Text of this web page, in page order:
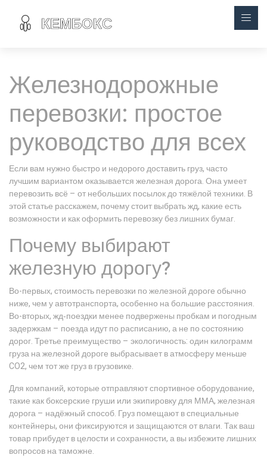
Железнодорожные
перевозки: простое
руководство для всех
Если вам нужно быстро и недорого доставить груз, часто
лучшим вариантом оказывается железная дорога. Она умеет
перевозить всё – от небольших посылок до тяжёлой техники. В
этой статье расскажем, почему стоит выбрать жд, какие есть
возможности и как оформить перевозку без лишних бумаг.
Почему выбирают
железную дорогу?
Во-первых, стоимость перевозки по железной дороге обычно
ниже, чем у автотранспорта, особенно на большие расстояния.
Во-вторых, жд‑поездки менее подвержены пробкам и погодным
задержкам – поезда идут по расписанию, а не по состоянию
дорог. Третье преимущество – экологичность: один килограмм
груза на железной дороге выбрасывает в атмосферу меньше
CO2, чем тот же груз в грузовике.
Для компаний, которые отправляют спортивное оборудование,
такие как боксерские груши или экипировку для ММА, железная
дорога – надёжный способ. Груз помещают в специальные
контейнеры, они фиксируются и защищаются от влаги. Так ваш
товар прибудет в целости и сохранности, а вы избежите лишних
вопросов на таможне.